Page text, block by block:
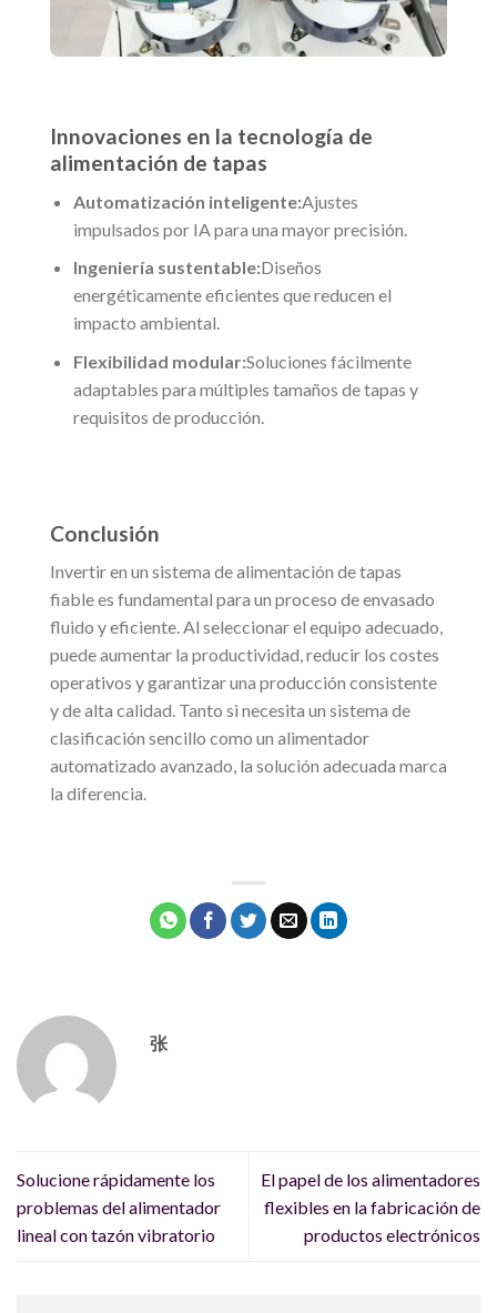
Innovaciones en la tecnología de
alimentación de tapas
Automatización inteligente:Ajustes
impulsados por IA para una mayor precisión.
Ingeniería sustentable:Diseños
energéticamente eficientes que reducen el
impacto ambiental.
Flexibilidad modular:Soluciones fácilmente
adaptables para múltiples tamaños de tapas y
requisitos de producción.
Conclusión
Invertir en un sistema de alimentación de tapas
fiable es fundamental para un proceso de envasado
fluido y eficiente. Al seleccionar el equipo adecuado,
puede aumentar la productividad, reducir los costes
operativos y garantizar una producción consistente
y de alta calidad. Tanto si necesita un sistema de
clasificación sencillo como un alimentador
automatizado avanzado, la solución adecuada marca
la diferencia.
张
Solucione rápidamente los
problemas del alimentador
lineal con tazón vibratorio
El papel de los alimentadores
flexibles en la fabricación de
productos electrónicos